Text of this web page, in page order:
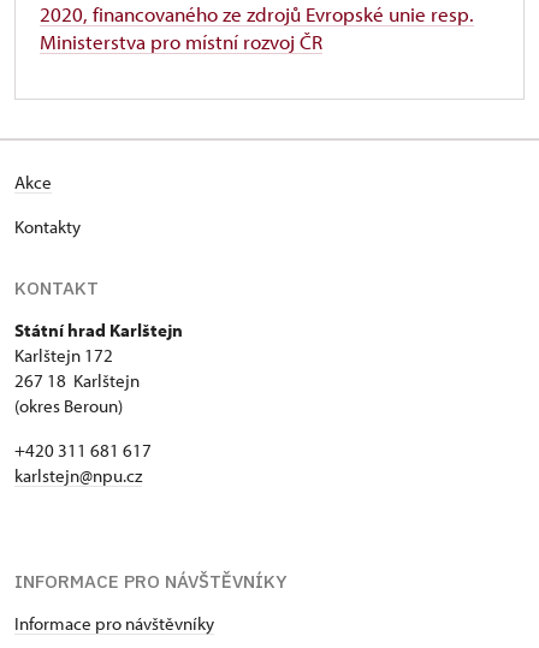
2020, financovaného ze zdrojů Evropské unie resp.
Ministerstva pro místní rozvoj ČR
Akce
Kontakty
KONTAKT
Státní hrad Karlštejn
Karlštejn 172
267 18 Karlštejn
(okres Beroun)
+420 311 681 617
karlstejn@npu.cz
INFORMACE PRO NÁVŠTĚVNÍKY
Informace pro návštěvníky